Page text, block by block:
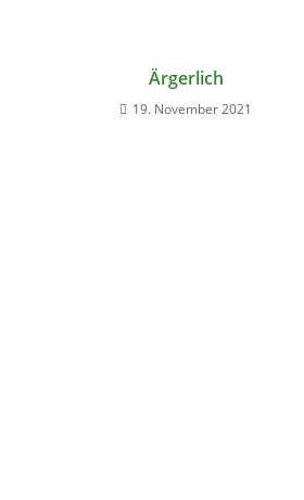
Ärgerlich
19. November 2021